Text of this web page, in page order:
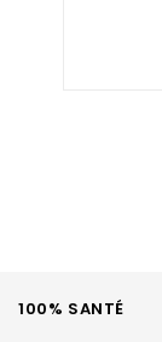
100% SANTÉ